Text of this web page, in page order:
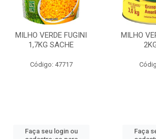
MILHO VERDE FUGINI
1,7KG SACHE
Código: 47717
Faça seu login ou
MILHO
Faça